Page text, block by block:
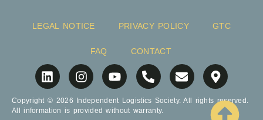
LEGAL NOTICE PRIVACY POLICY GTC
FAQ CONTACT
Copyright © 2026 Independent Logistics Society. All rights reserved.
All information is provided without warranty.